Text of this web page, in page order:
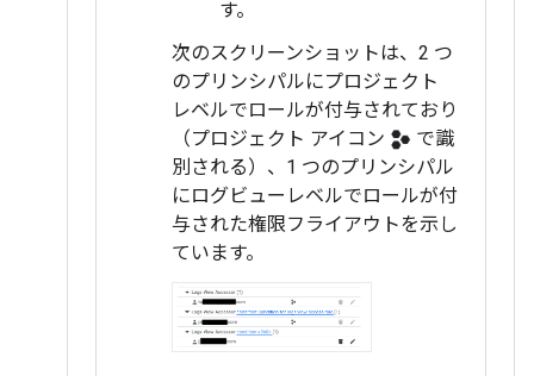
す。
次のスクリーンショットは、2 つ
のプリンシパルにプロジェクト
レベルでロールが付与されており
（プロジェクト アイコン
で識
別される）、1 つのプリンシパル
にログビューレベルでロールが付
与された権限フライアウトを示し
ています。